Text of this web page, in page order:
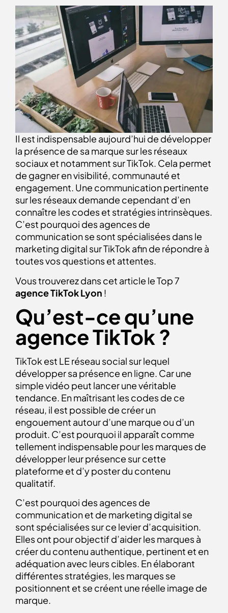
Il est indispensable aujourd’hui de développer
la présence de sa marque sur les réseaux
sociaux et notamment sur TikTok. Cela permet
de gagner en visibilité, communauté et
engagement. Une communication pertinente
sur les réseaux demande cependant d’en
connaître les codes et stratégies intrinsèques.
C’est pourquoi des agences de
communication se sont spécialisées dans le
marketing digital sur TikTok afin de répondre à
toutes vos questions et attentes.
Vous trouverez dans cet article le Top 7
agence TikTokLyon !
Qu’est-ce qu’une
agence TikTok ?
TikTok est LE réseau social sur lequel
développer sa présence en ligne. Car une
simple vidéo peut lancer une véritable
tendance. En maîtrisant les codes de ce
réseau, il est possible de créer un
engouement autour d’une marque ou d’un
produit. C’est pourquoi il apparaît comme
tellement indispensable pour les marques de
développer leur présence sur cette
plateforme et d’y poster du contenu
qualitatif.
C’est pourquoi des agences de
communication et de marketing digital se
sont spécialisées sur ce levier d’acquisition.
Elles ont pour objectif d’aider les marques à
créer du contenu authentique, pertinent et en
adéquation avec leurs cibles. En élaborant
différentes stratégies, les marques se
positionnent et se créent une réelle image de
marque.